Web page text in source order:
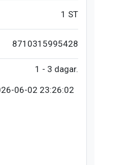
1 ST
8710315995428
1 - 3 dagar.
06-02 23:26:02